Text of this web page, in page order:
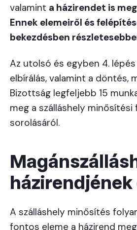
valamint a házirendet is
Ennek elemeiről és
bekezdésben
Az utolsó és egyben 4.
elbírálás, valamint a döntés,
Bizottság legfeljebb 15
meg a szálláshely minősítési
sorolásáról.
A szálláshely minősítés
fontos eleme a házirend